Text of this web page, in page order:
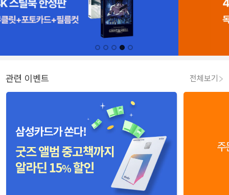
관련 이벤트 전체보기